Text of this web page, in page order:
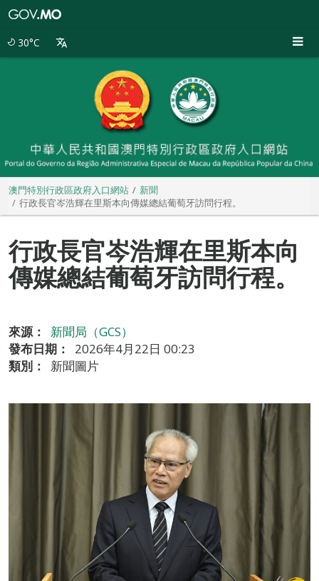
30°C
澳門特別行政區政府入口網站
新聞
行政長官岑浩輝在里斯本向傳媒總結葡萄牙訪問行程。
行政長官岑浩輝在里斯本向
傳媒總結葡萄牙訪問行程。
來源：
新聞局（GCS）
發布日期：
2026年4月22日 00:23
類別：
新聞圖片